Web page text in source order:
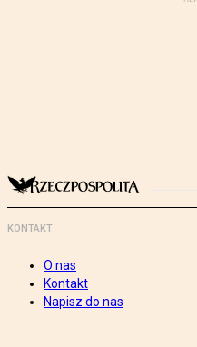
KONTAKT
O nas
Kontakt
Napisz do nas